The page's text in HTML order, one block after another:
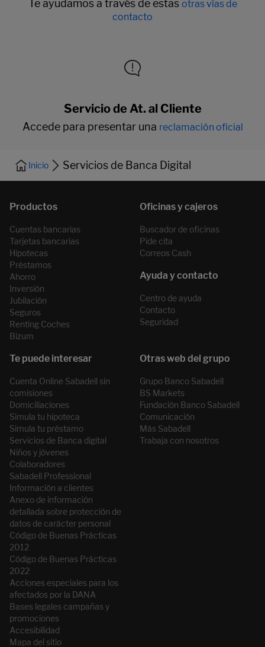
Te ayudamos a través de estas otras vías de
contacto
Servicio de At. al Cliente
Accede para presentar una reclamación oficial
Inicio Servicios de Banca Digital
Cuentas bancarias
Tarjetas bancarias
Hipotecas
Préstamos
Ahorro
Inversión
Jubilación
Seguros
Renting Coches
Bizum
Buscador de oficinas
Pide cita
Correos Cash
Centro de ayuda
Contacto
Seguridad
Cuenta Online Sabadell sin
comisiones
Domiciliaciones
Simula tu hipoteca
Simula tu préstamo
Servicios de Banca digital
Niños y jóvenes
Colaboradores
Sabadell Professional
Información a clientes
Anexo de información
detallada sobre protección de
datos de carácter personal
Código de Buenas Prácticas
2012
Código de Buenas Prácticas
2022
Acciones especiales para los
afectados por la DANA
Bases legales campañas y
promociones
Accesibilidad
Mapa del sitio
Grupo Banco Sabadell
BS Markets
Fundación Banco Sabadell
Comunicación
Más Sabadell
Trabaja con nosotros